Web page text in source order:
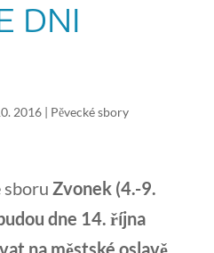
DNI
2016| Pěvecké sbory
sboru Zvonek (4.-9.
dne 14. října
na městské oslavě